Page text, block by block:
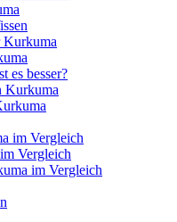
Kurkuma
es besser?
Kurkuma
im Vergleich
Vergleich
im Vergleich